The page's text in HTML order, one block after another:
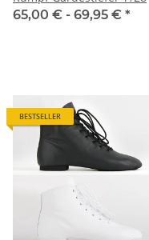
65,00 € - 69,95 € *
BESTSELLER